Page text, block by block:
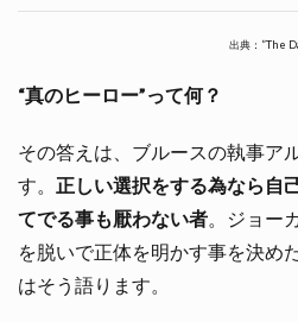
出典：”The
“真のヒーロー”って何？
その答えは、ブルースの執事ア
す。 正しい選択をする為なら自
てでる事も厭わない者。ジョー
を脱いで正体を明かす事を決め
はそう語ります。